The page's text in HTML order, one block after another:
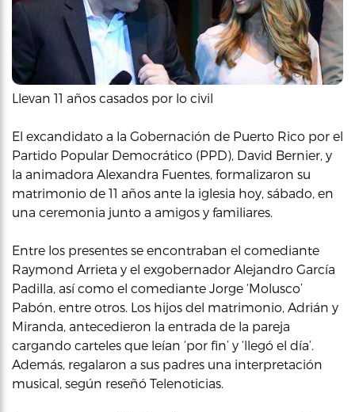
Llevan 11 años casados por lo civil
El excandidato a la Gobernación de Puerto Rico por el
Partido Popular Democrático (PPD), David Bernier, y
la animadora Alexandra Fuentes, formalizaron su
matrimonio de 11 años ante la iglesia hoy, sábado, en
una ceremonia junto a amigos y familiares.
Entre los presentes se encontraban el comediante
Raymond Arrieta y el exgobernador Alejandro García
Padilla, así como el comediante Jorge ‘Molusco’
Pabón, entre otros. Los hijos del matrimonio, Adrián y
Miranda, antecedieron la entrada de la pareja
cargando carteles que leían ‘por fin’ y ‘llegó el día’.
Además, regalaron a sus padres una interpretación
musical, según reseñó Telenoticias.